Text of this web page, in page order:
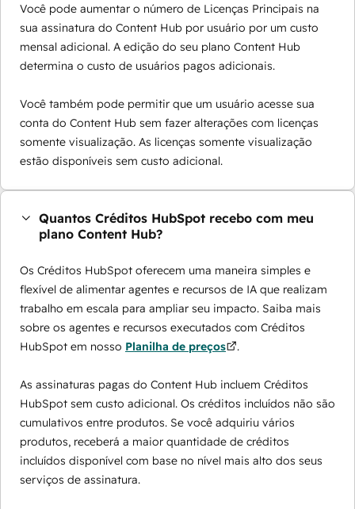
Você pode aumentar o número de Licenças Principais na
sua assinatura do Content Hub por usuário por um custo
mensal adicional. A edição do seu plano Content Hub
determina o custo de usuários pagos adicionais.
Você também pode permitir que um usuário acesse sua
conta do Content Hub sem fazer alterações com licenças
somente visualização. As licenças somente visualização
estão disponíveis sem custo adicional.
Quantos Créditos HubSpot recebo com meu
plano Content Hub?
Os Créditos HubSpot oferecem uma maneira simples e
flexível de alimentar agentes e recursos de IA que realizam
trabalho em escala para ampliar seu impacto. Saiba mais
sobre os agentes e recursos executados com Créditos
HubSpot em nosso Planilha de preços .
As assinaturas pagas do Content Hub incluem Créditos
HubSpot sem custo adicional. Os créditos incluídos não são
cumulativos entre produtos. Se você adquiriu vários
produtos, receberá a maior quantidade de créditos
incluídos disponível com base no nível mais alto dos seus
serviços de assinatura.